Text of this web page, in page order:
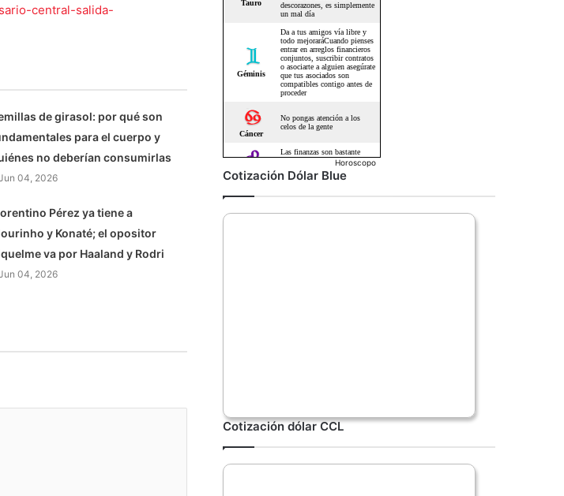
central-salida-
de girasol: por qué son
para el cuerpo y
no deberían consumirlas
04, 2026
Pérez ya tiene a
y Konaté; el opositor
va por Haaland y Rodri
04, 2026
Horoscopo
Cotización Dólar Blue
Cotización dólar CCL